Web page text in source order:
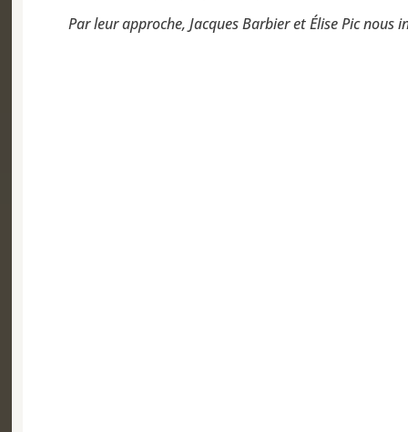
Par leur approche, Jacques Barbier et Élise Pic